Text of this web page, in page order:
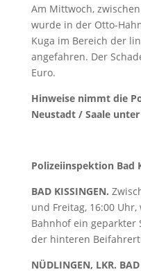
Am Mittwoch,
wurde in der Otto-
Kuga im Bereich der
angefahren. Der
Euro.
Hinweise nimmt die
Neustadt / Saale
Polizeiinspektion Bad
BAD KISSINGEN.
und Freitag, 16:00
Bahnhof ein geparkter
der hinteren
NÜDLINGEN, LKR.